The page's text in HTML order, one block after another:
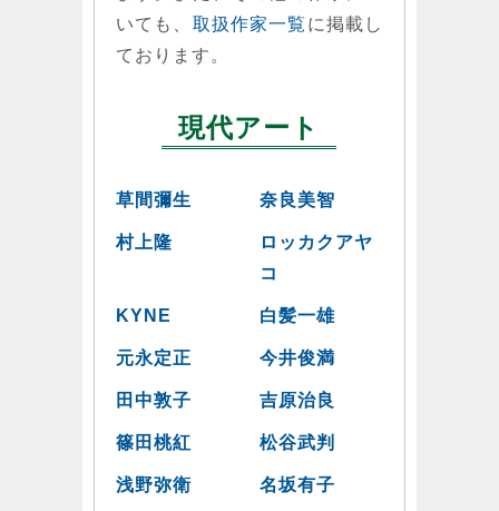
いても、 取扱作家一覧 に掲載し
ております。
現代アート
草間彌生 奈良美智
村上隆
ロッカクアヤ
コ
KYNE 白髪一雄
元永定正 今井俊満
田中敦子 吉原治良
篠田桃紅 松谷武判
浅野弥衛 名坂有子